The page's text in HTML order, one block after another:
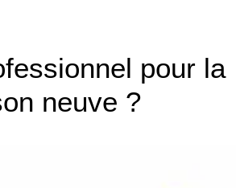
pour la
neuve ?